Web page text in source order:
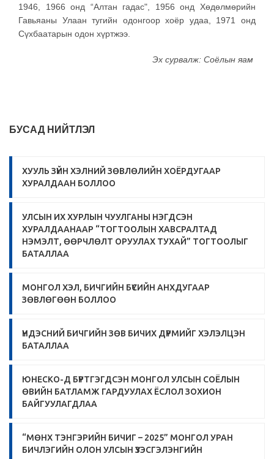
1946, 1966 онд “Алтан гадас", 1956 онд Хөдөлмөрийн
Гавьяаны Улаан тугийн одонгоор хоёр удаа, 1971 онд
Сүхбаатарын одон хүртжээ.
Эх сурвалж: Соёлын яам
БУСАД НИЙТЛЭЛ
ХУУЛЬ ЗҮЙН ХЭЛНИЙ ЗӨВЛӨЛИЙН ХОЁРДУГААР
ХУРАЛДААН БОЛЛОО
УЛСЫН ИХ ХУРЛЫН ЧУУЛГАНЫ НЭГДСЭН
ХУРАЛДААНААР “ТОГТООЛЫН ХАВСРАЛТАД
НЭМЭЛТ, ӨӨРЧЛӨЛТ ОРУУЛАХ ТУХАЙ” ТОГТООЛЫГ
БАТАЛЛАА
МОНГОЛ ХЭЛ, БИЧГИЙН БҮСИЙН АНХДУГААР
ЗӨВЛӨГӨӨН БОЛЛОО
ҮНДЭСНИЙ БИЧГИЙН ЗӨВ БИЧИХ ДҮРМИЙГ ХЭЛЭЛЦЭН
БАТАЛЛАА
ЮНЕСКО-Д БҮРТГЭГДСЭН МОНГОЛ УЛСЫН СОЁЛЫН
ӨВИЙН БАТЛАМЖ ГАРДУУЛАХ ЁСЛОЛ ЗОХИОН
БАЙГУУЛАГДЛАА
“МӨНХ ТЭНГЭРИЙН БИЧИГ – 2025” МОНГОЛ УРАН
БИЧЛЭГИЙН ОЛОН УЛСЫН ҮЗЭСГЭЛЭНГИЙН